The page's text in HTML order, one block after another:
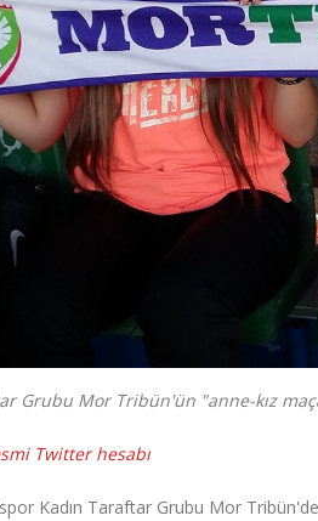
Grubu Mor Tribün'ün "anne-kız
Twitter hesabı
Kadın Taraftar Grubu Mor